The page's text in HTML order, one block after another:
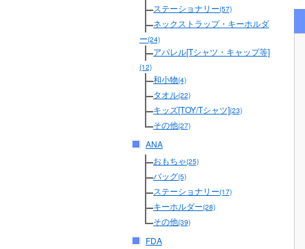
ステーショナリー(57)
ネックストラップ・キーホルダ
ー(24)
アパレル[Tシャツ・キャップ等]
(12)
和小物(4)
タオル(22)
キッズ[TOY/Tシャツ](23)
その他(27)
ANA
おもちゃ(25)
バッグ(5)
ステーショナリー(17)
キーホルダー(28)
その他(39)
FDA